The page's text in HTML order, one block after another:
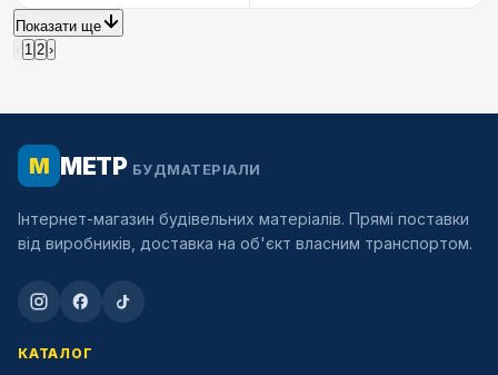
Показати ще
1 2 ›
М МЕТР БУДМАТЕРІАЛИ
Інтернет-магазин будівельних матеріалів. Прямі поставки
від виробників, доставка на об'єкт власним транспортом.
КАТАЛОГ